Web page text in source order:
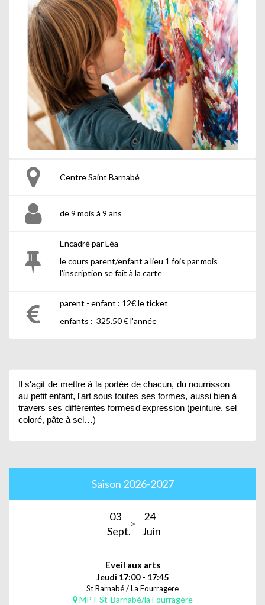
Centre Saint Barnabé
de 9 mois à 9 ans
Encadré par Léa
le cours parent/enfant a lieu 1 fois par mois
l'inscription se fait à la carte
parent - enfant : 12€ le ticket
enfants : 325.50 € l'année
s'agit de mettre à la portée de chacun, du nourrisson
au petit enfant, l'art sous toutes ses formes, aussi bien à
travers ses différentes formesd'expression (peinture, sel
coloré, pâte à sel…)
Saison 2026-2027
03
Sept.
24
Juin
Eveil aux arts
Jeudi 17:00 - 17:45
St Barnabé / La Fourragere
MPT St-Barnabé/la Fourragère